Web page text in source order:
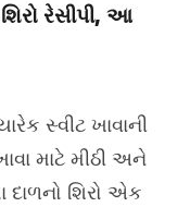
રેસીપી, આ
સ્વીટ ખાવાની
માટે મીઠી અને
દાળનો શિરો એક